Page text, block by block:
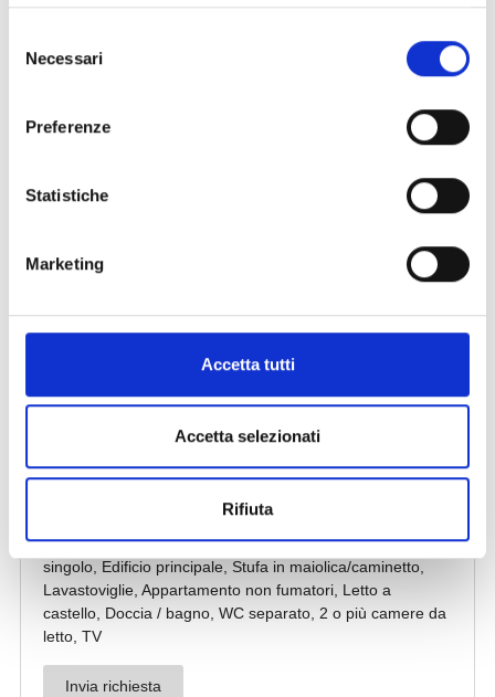
delNecessari
Preferenze
Statistiche
Marketing
Accetta tutti
Accetta selezionati
Rifiuta